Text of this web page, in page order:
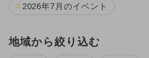
2026年7月のイベント
地域から絞り込む